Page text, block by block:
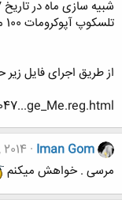
تلسکوپ آپوکرومات 100 میلیمتر
از طریق اجرای فایل
Iman Gom
مرسی . خواهش میکنم